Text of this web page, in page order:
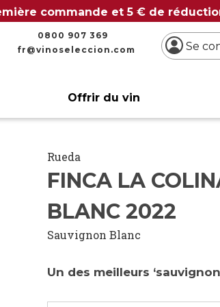
commande et 5 € de
0800 907 369
fr@vinoseleccion.com
Se
Offrir du vin
Rueda
FINCA LA
BLANC 2022
Sauvignon Blanc
Un des meilleurs